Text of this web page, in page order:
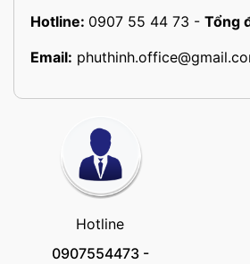
Hotline: 0907 55 44 73 - Tổng
Email:
Hotline
0907554473-